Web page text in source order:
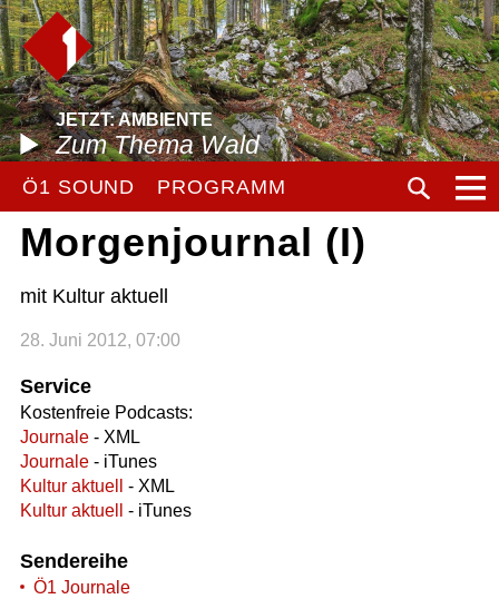
JETZT: AMBIENTE
Zum Thema Wald
Ö1 SOUND PROGRAMM
Morgenjournal (I)
mit Kultur aktuell
28. Juni 2012, 07:00
Service
Kostenfreie Podcasts:
Journale- XML
Journale- iTunes
Kultur aktuell
- XML
Kultur aktuell
- iTunes
Sendereihe
Ö1 Journale